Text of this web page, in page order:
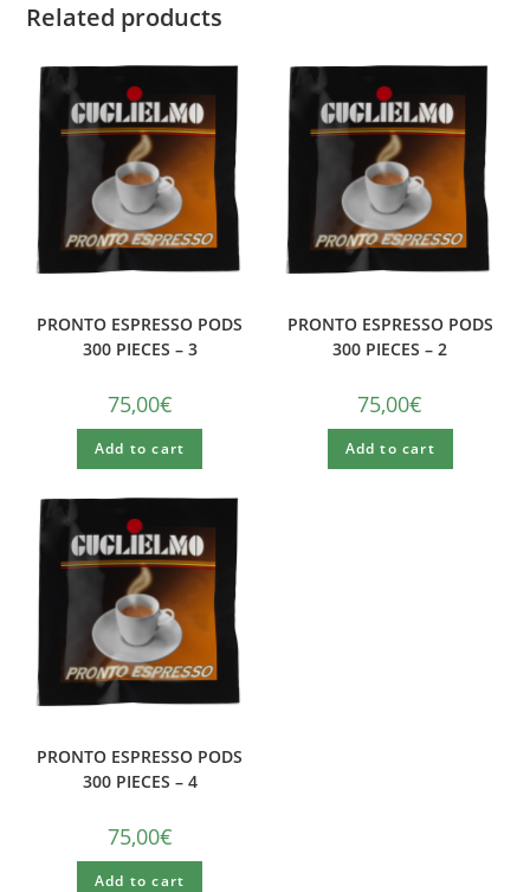
Related products
PRONTO ESPRESSO PODS
300 PIECES – 3
75,00€
Add to cart
PRONTO ESPRESSO PODS
300 PIECES – 2
75,00€
Add to cart
PRONTO ESPRESSO PODS
300 PIECES – 4
75,00€
Add to cart